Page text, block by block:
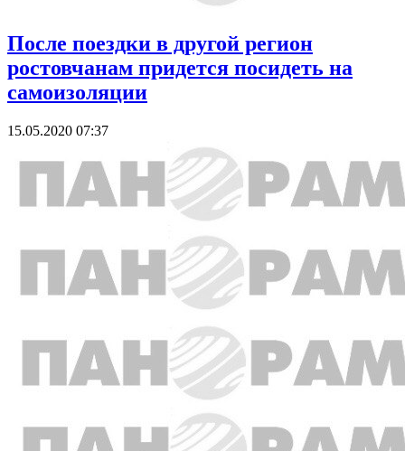
После поездки в другой регион
ростовчанам придется посидеть на
самоизоляции
15.05.2020 07:37